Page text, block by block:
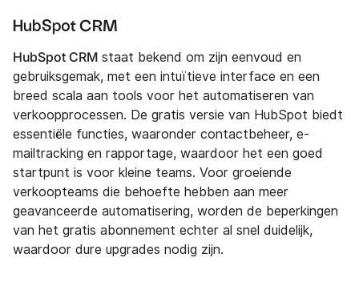
HubSpot CRM
HubSpot CRM staat bekend om zijn eenvoud en
gebruiksgemak, met een intuïtieve interface en een
breed scala aan tools voor het automatiseren van
verkoopprocessen. De gratis versie van HubSpot biedt
essentiële functies, waaronder contactbeheer, e-
mailtracking en rapportage, waardoor het een goed
startpunt is voor kleine teams. Voor groeiende
verkoopteams die behoefte hebben aan meer
geavanceerde automatisering, worden de beperkingen
van het gratis abonnement echter al snel duidelijk,
waardoor dure upgrades nodig zijn.